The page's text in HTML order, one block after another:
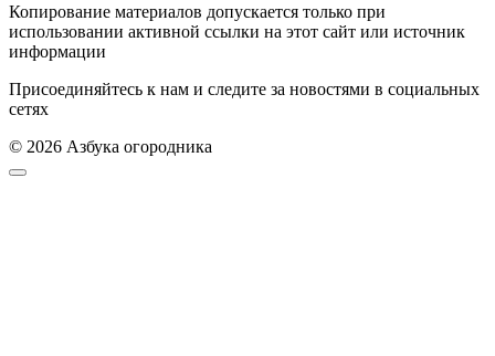
Копирование материалов допускается только при
использовании активной ссылки на этот сайт или источник
информации
Присоединяйтесь к нам и следите за новостями в социальных
сетях
© 2026 Азбука огородника